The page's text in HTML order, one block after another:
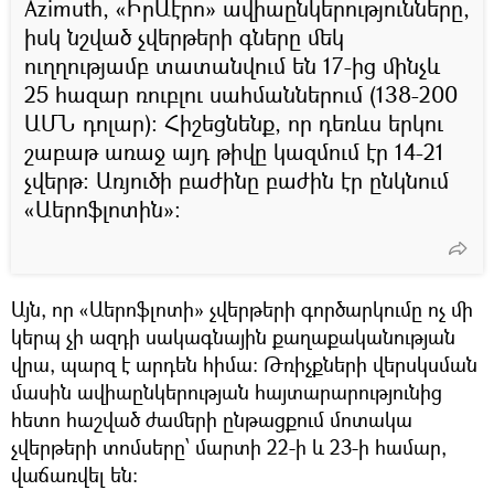
Azimuth, «ԻրԱէրո» ավիաընկերությունները,
իսկ նշված չվերթերի գները մեկ
ուղղությամբ տատանվում են 17-ից մինչև
25 հազար ռուբլու սահմաններում (138-200
ԱՄՆ դոլար): Հիշեցնենք, որ դեռևս երկու
շաբաթ առաջ այդ թիվը կազմում էր 14-21
չվերթ։ Առյուծի բաժինը բաժին էր ընկնում
«Աերոֆլոտին»։
Այն, որ «Աերոֆլոտի» չվերթերի գործարկումը ոչ մի
կերպ չի ազդի սակագնային քաղաքականության
վրա, պարզ է արդեն հիմա։ Թռիչքների վերսկսման
մասին ավիաընկերության հայտարարությունից
հետո հաշված ժամերի ընթացքում մոտակա
չվերթերի տոմսերը՝ մարտի 22-ի և 23-ի համար,
վաճառվել են: